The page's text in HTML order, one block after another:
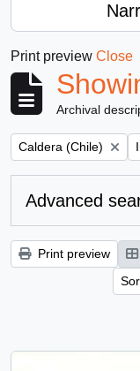
Print preview Close
Archival
Remove filter:
Caldera (Chile)
Advanced
Print preview